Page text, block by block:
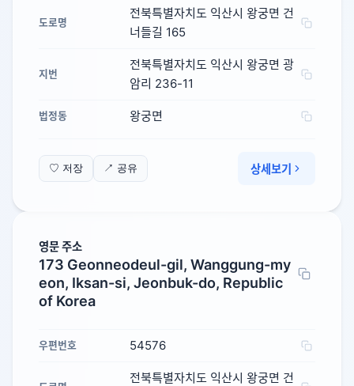
도로명
전북특별자치도 익산시 왕궁면 건
너들길 165
지번
전북특별자치도 익산시 왕궁면 광
암리 236-11
법정동 왕궁면
♡ 저장 ↗ 공유 상세보기
영문 주소
173 Geonneodeul-gil, Wanggung-my
eon, Iksan-si, Jeonbuk-do, Republic
of Korea
우편번호 54576
전북특별자치도 익산시 왕궁면 건